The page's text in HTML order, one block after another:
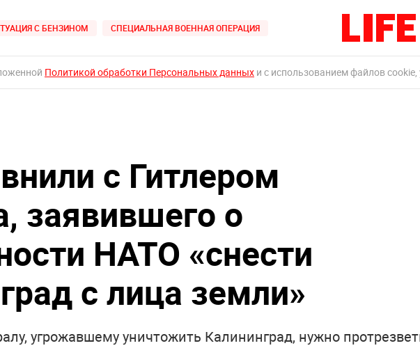
С БЕНЗИНОМ СПЕЦИАЛЬНАЯ ВОЕННАЯ ОПЕРАЦИЯ
Политикой обработки Персональных данных и с использованием файлов
с Гитлером
заявившего о
НАТО «снести
с лица земли»
угрожавшему уничтожить Калининград, нужно